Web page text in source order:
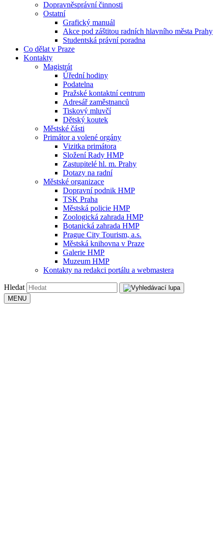
Dopravněsprávní činnosti
Ostatní
Grafický manuál
Akce pod záštitou radních hlavního města Prahy
Studentská právní poradna
Co dělat v Praze
Kontakty
Magistrát
Úřední hodiny
Podatelna
Pražské kontaktní centrum
Adresář zaměstnanců
Tiskový mluvčí
Dětský koutek
Městské části
Primátor a volené orgány
Vizitka primátora
Složení Rady HMP
Zastupitelé hl. m. Prahy
Dotazy na radní
Městské organizace
Dopravní podnik HMP
TSK Praha
Městská policie HMP
Zoologická zahrada HMP
Botanická zahrada HMP
Prague City Tourism, a.s.
Městská knihovna v Praze
Galerie HMP
Muzeum HMP
Kontakty na redakci portálu a webmastera
Hledat
MENU